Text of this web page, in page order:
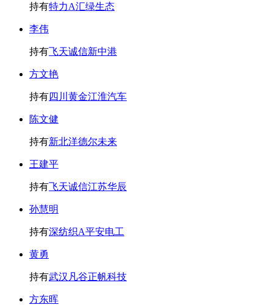
持有特力A汇绿生态
李伟
持有飞天诚信新中港
方文艳
持有四川黄金江淮汽车
陈文健
持有新北洋德尔未来
王建平
持有飞天诚信江苏华辰
孙慧明
持有深纺织A平安电工
黄勇
持有武汉凡谷正帆科技
方东晖